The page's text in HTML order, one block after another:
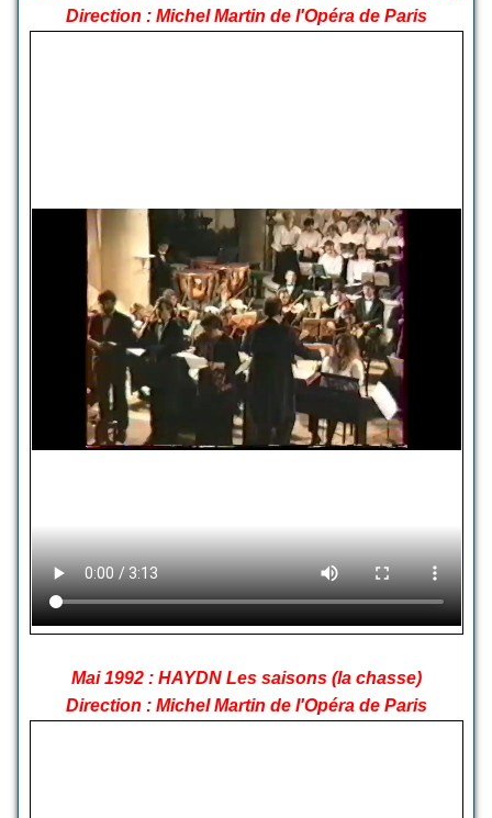
Direction : Michel Martin de l'Opéra de Paris
Mai 1992 : HAYDN Les saisons (la chasse)
Direction : Michel Martin de l'Opéra de Paris